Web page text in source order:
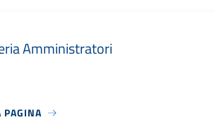
Amministratori
PAGINA